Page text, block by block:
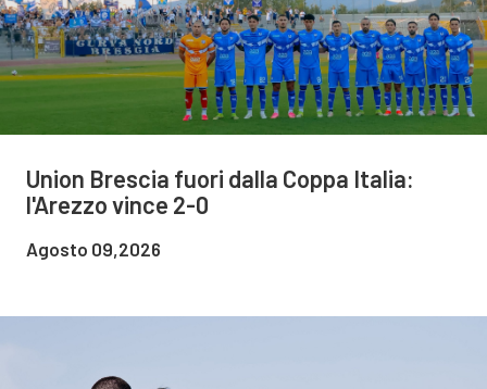
Union Brescia fuori dalla Coppa Italia:
l'Arezzo vince 2-0
Agosto 09,2026